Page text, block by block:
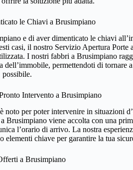
le Chiavi a Brusimpiano
e di aver dimenticato le chiavi
casi, il nostro Servizio Apertura Porte
I nostri fabbri a Brusimpiano
dell’immobile, permettendoti di tornare
possibile.
Intervento a Brusimpiano
per poter intervenire in situazioni
Brusimpiano viene accolta con una
l’orario di arrivo. La nostra
elementi chiave per garantire la tua
a Brusimpiano